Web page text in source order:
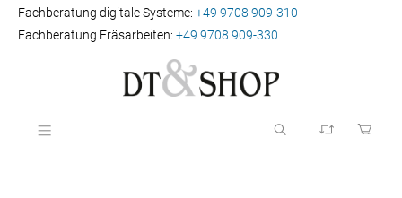
Fachberatung digitale Systeme: +49 9708 909-310
Fachberatung Fräsarbeiten: +49 9708 909-330